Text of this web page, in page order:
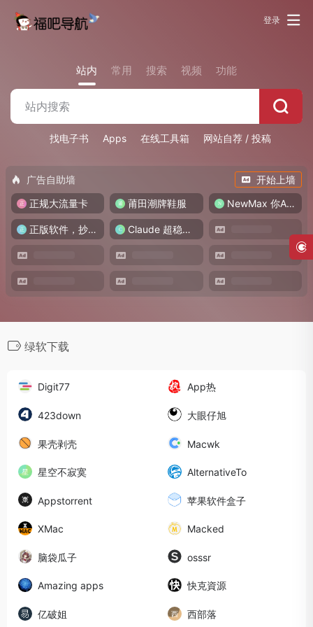
登录
站内 常用 搜索 视频 功能
找电子书 Apps 在线工具箱 网站自荐 / 投稿
广告自助墙
开始上墙
正规大流量卡
莆田潮牌鞋服 NewMax 你AI伙伴
正版软件，抄底入正 Claude 超稳中转
绿软下载
Digit77 App热
423down 大眼仔旭
果壳剥壳 Macwk
星空不寂寞 AlternativeTo
Appstorrent 苹果软件盒子
XMac Macked
脑袋瓜子 osssr
Amazing apps 快克資源
亿破姐 西部落